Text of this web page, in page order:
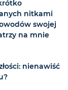
nitkami
swojej
na mnie
nienawiść